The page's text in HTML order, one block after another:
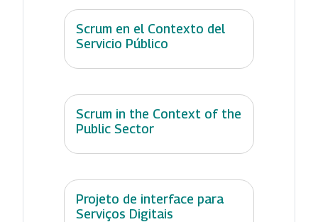
Scrum en el Contexto del
Servicio Público
Scrum in the Context of the
Public Sector
Projeto de interface para
Serviços Digitais